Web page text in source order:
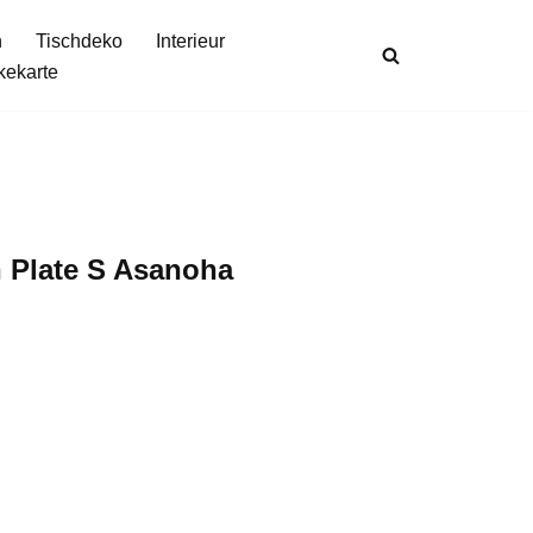
Tischdeko
Interieur
Plate S Asanoha